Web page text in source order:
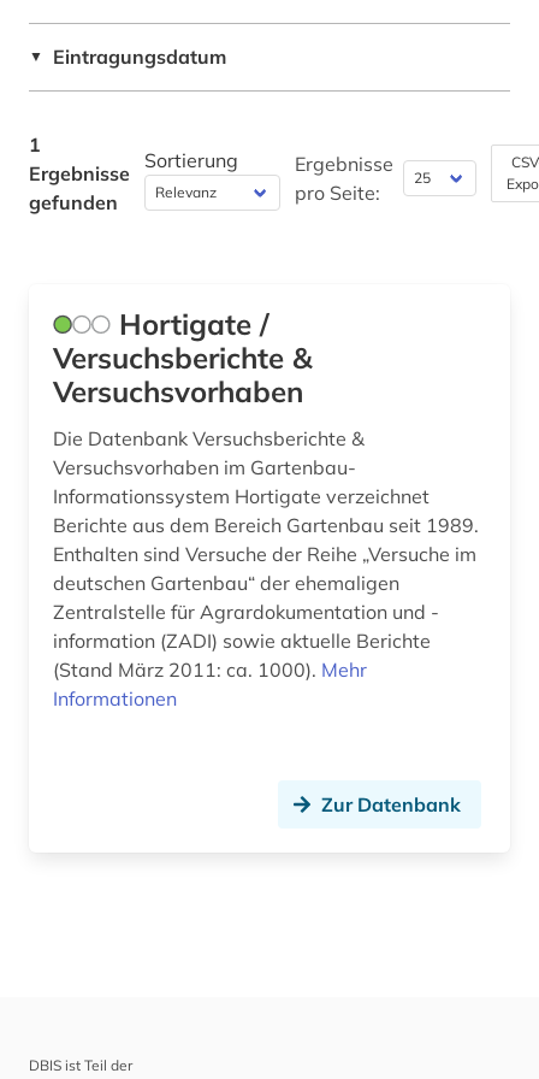
Natur- und Umweltschutz (0)
Philosophie (0)
Psychologie (0)
Rechtswissenschaft (0)
Romanistik (0)
Slavistik (0)
Soziologie (0)
Sport (0)
Technik (0)
▼ Eintragungsdatum
1
Ergebnisse
gefunden
Sortierung
Ergebnisse
pro Seite:
Hortigate /
Versuchsberichte &
Versuchsvorhaben
Die Datenbank Versuchsberichte &
Versuchsvorhaben im Gartenbau-
Informationssystem Hortigate verzeichnet
Berichte aus dem Bereich Gartenbau seit 1989.
Enthalten sind Versuche der Reihe „Versuche im
deutschen Gartenbau“ der ehemaligen
Zentralstelle für Agrardokumentation und -
information (ZADI) sowie aktuelle Berichte
(Stand März 2011: ca. 1000). Mehr
Informationen
Zur Datenbank
DBIS ist Teil der